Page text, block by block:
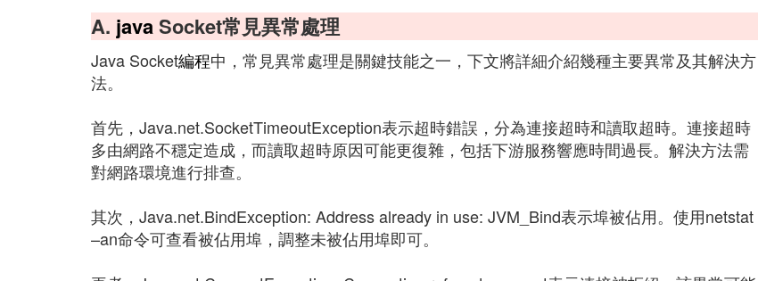
A. javaSocket常見異常處理
Java Socket編程中，常見異常處理是關鍵技能之一，下文將詳細介紹幾種主要異常及其解決方
法。
首先，Java.net.SocketTimeoutException表示超時錯誤，分為連接超時和讀取超時。連接超時
多由網路不穩定造成，而讀取超時原因可能更復雜，包括下游服務響應時間過長。解決方法需
對網路環境進行排查。
其次，Java.net.BindException: Address already in use: JVM_Bind表示埠被佔用。使用netstat
–an命令可查看被佔用埠，調整未被佔用埠即可。